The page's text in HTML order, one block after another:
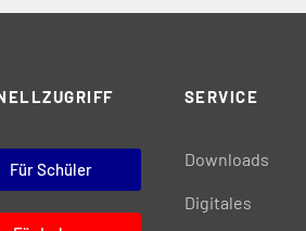
Für Schüler
SERVICE
Downloads
Digitales